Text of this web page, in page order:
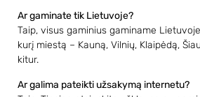
Ar gaminate tik Lietuvoje?
Taip, visus gaminius gaminame
kurį miestą – Kauną, Vilnių, Klaipėdą,
kitur.
Ar galima pateikti užsakymą internetu?